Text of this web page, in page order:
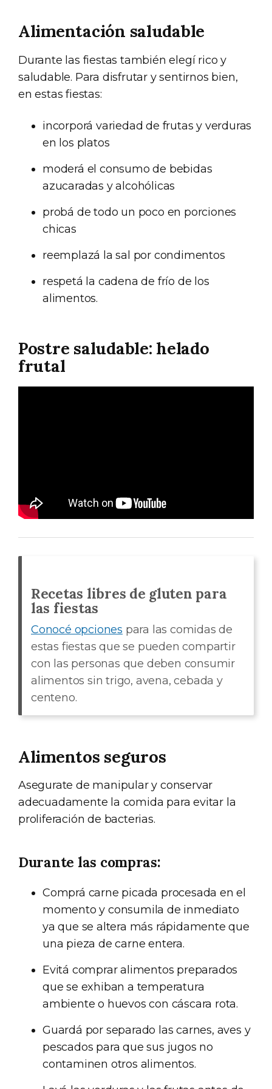
Alimentación saludable
Durante las fiestas también elegí rico y
saludable. Para disfrutar y sentirnos bien,
en estas fiestas:
incorporá variedad de frutas y verduras
en los platos
moderá el consumo de bebidas
azucaradas y alcohólicas
probá de todo un poco en porciones
chicas
reemplazá la sal por condimentos
respetá la cadena de frío de los
alimentos.
Postre saludable: helado
frutal
Recetas libres de gluten para
las fiestas
Conocé opciones para las comidas de
estas fiestas que se pueden compartir
con las personas que deben consumir
alimentos sin trigo, avena, cebada y
centeno.
Alimentos seguros
Asegurate de manipular y conservar
adecuadamente la comida para evitar la
proliferación de bacterias.
Durante las compras:
Comprá carne picada procesada en el
momento y consumila de inmediato
ya que se altera más rápidamente que
una pieza de carne entera.
Evitá comprar alimentos preparados
que se exhiban a temperatura
ambiente o huevos con cáscara rota.
Guardá por separado las carnes, aves y
pescados para que sus jugos no
contaminen otros alimentos.